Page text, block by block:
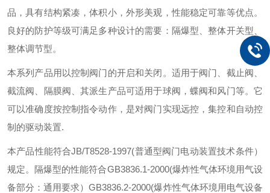
品，具有结构紧凑，体积小，外形美观，性能稳定可靠等优点。
良好的防护等级可满足多种设计的需要：隔爆型、整体开关型、
整体调节型。
本系列产品用以控制阀门的开启和关闭。适用于阀门、截止阀、
截流阀、隔膜阀、其派生产品可适用于球阀，蝶阀和风门等。它
可以准确度按控制指令动作，是对阀门实现远控，集控和自动控
制的驱动装置.
本产品性能符合JB/T8528-1997(普通型阀门电动装置技术条件）
规定。隔爆型的性能符合GB3836.1-2000(爆炸性气体环境用气设
备部分：通用要求）GB3836.2-2000(爆炸性气体环境用电气设备